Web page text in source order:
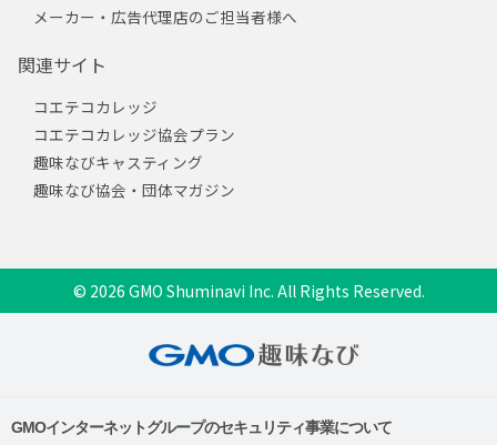
メーカー・広告代理店のご担当者様へ
関連サイト
コエテコカレッジ
コエテコカレッジ協会プラン
趣味なびキャスティング
趣味なび協会・団体マガジン
© 2026 GMO Shuminavi Inc. All Rights Reserved.